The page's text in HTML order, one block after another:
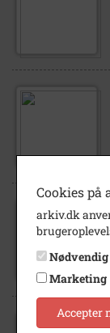
Cookies på
arkiv.dk
Nødvendig
Marketing
Accepter